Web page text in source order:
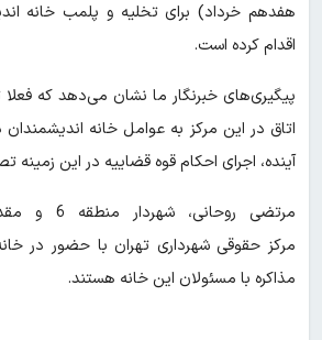
هفدهم خرداد) برای تخلیه و پلمب خانه
اقدام کرده است.
پیگیری‌های خبرنگار ما نشان می‌دهد که
آینده، اجرای احکام قوه قضاییه در این زمینه
مرتضی
مرکز حقوقی شهرداری تهران با حضور در
مذاکره با مسئولان این خانه هستند.